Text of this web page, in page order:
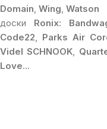
Domain, Wing, Watson
доски Ronix:
Code22, Parks Air
Videl SCHNOOK,
Love…